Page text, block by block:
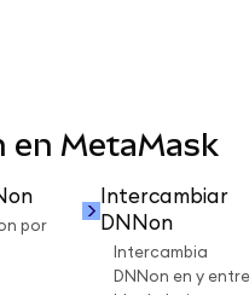
en MetaMask
por
Intercambiar
DNNon
Intercambia
DNNon en y entre